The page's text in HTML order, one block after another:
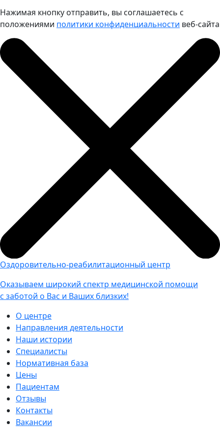
Нажимая кнопку отправить, вы соглашаетесь с
положениями политики конфиденциальности веб-сайта
Оздоровительно-реабилитационный центр
Оказываем широкий спектр медицинской помощи
с заботой о Вас и Ваших близких!
О центре
Направления деятельности
Наши истории
Специалисты
Нормативная база
Цены
Пациентам
Отзывы
Контакты
Вакансии